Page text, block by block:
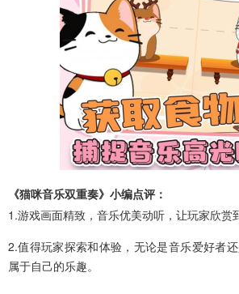
《猫咪音乐双重奏》小编点评：
1.游戏画面精致，音乐优美动听，让玩家欣赏
2.值得玩家探索和体验，无论是音乐爱好者
属于自己的乐趣。